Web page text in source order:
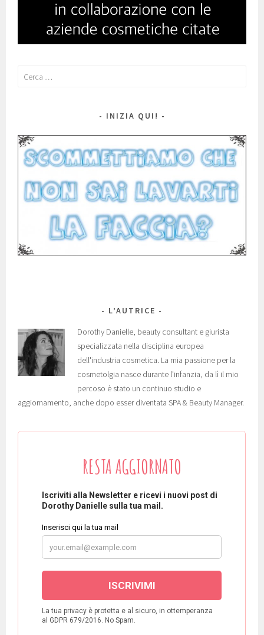
Ricerca
INIZIA QUI!
L’AUTRICE
Dorothy Danielle, beauty consultant e giurista
specializzata nella disciplina europea
dell'industria cosmetica. La mia passione per la
cosmetolgia nasce durante l'infanzia, da lì il mio
percoso è stato un continuo studio e
aggiornamento, anche dopo esser diventata SPA & Beauty Manager.